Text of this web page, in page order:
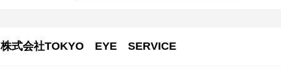
株式会社TOKYO EYE SERVICE